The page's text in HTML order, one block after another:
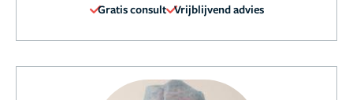
Gratis consult Vrijblijvend advies